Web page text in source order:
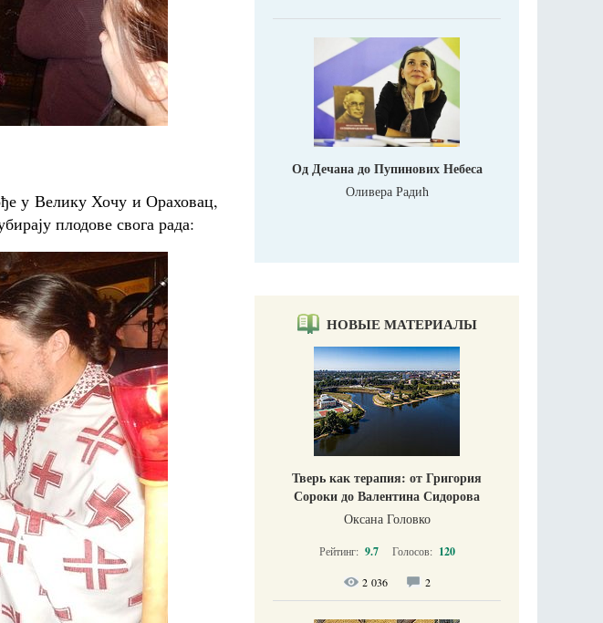
у Велику Хочу и Ораховац,
плодове свога рада:
Од Дечана до Пупинових Небеса
Оливера Радић
НОВЫЕ МАТЕРИАЛЫ
Тверь как терапия: от Григория
Сороки до Валентина Сидорова
Оксана Головко
Рейтинг: 9.7 Голосов: 120
2 036 2